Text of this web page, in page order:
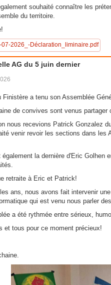
souhaité connaître les
du territoire.
07-2026_-Déclaration_liminaire.pdf
AG du 5 juin dernier
Finistère a tenu son Assemblée
de convives sont venus
nous recevions Patrick Gonzalez
venir revoir les sections dans les
également la dernière d'Eric Golhen
retraite à Eric et Patrick!
ans, nous avons fait intervenir
qui est venu nous parler
a été rythmée entre sérieux,
et tous pour ce moment précieux!